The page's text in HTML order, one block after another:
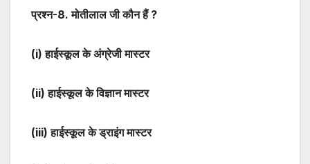
प्रश्न-8. मोतीलाल जी कौन हैं ?
(i) हाईस्कूल के अंग्रेजी मास्टर
(ii) हाईस्कूल के विज्ञान मास्टर
(iii) हाईस्कूल के ड्राइंग मास्टर